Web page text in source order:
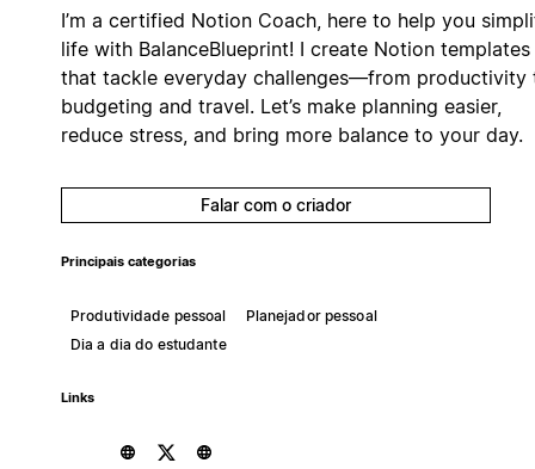
I’m a certified Notion Coach, here to help you
life with BalanceBlueprint! I create Notion templates
that tackle everyday challenges—from productivity
budgeting and travel. Let’s make planning easier,
reduce stress, and bring more balance to your day.
Falar com o criador
Principais categorias
Produtividade pessoal
Planejador pessoal
Dia a dia do estudante
Links